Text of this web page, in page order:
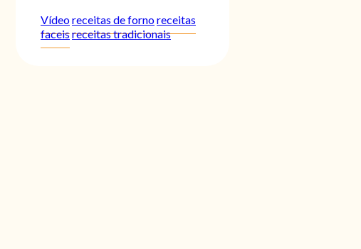
Vídeoreceitas de fornoreceitas
faceisreceitas tradicionais